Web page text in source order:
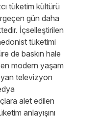
tüketim kültürü
gün daha
İçselleştirilen
tüketimi
de baskın hale
modern yaşam
televizyon
alet edilen
anlayışını